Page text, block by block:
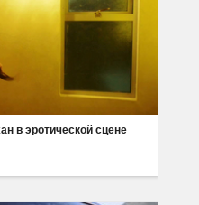
в эротической сцене